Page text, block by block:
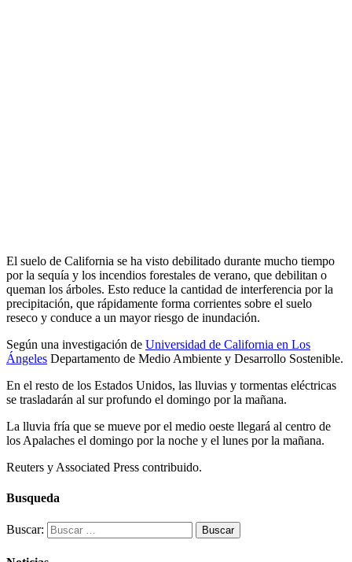
El suelo de California se ha visto debilitado durante mucho tiempo
por la sequía y los incendios forestales de verano, que debilitan o
queman los árboles. Esto reduce la cantidad de interferencia por la
precipitación, que rápidamente forma corrientes sobre el suelo
reseco y conduce a un mayor riesgo de inundación.
Según una investigación de Universidad de California en Los
Ángeles Departamento de Medio Ambiente y Desarrollo Sostenible.
En el resto de los Estados Unidos, las lluvias y tormentas eléctricas
se trasladarán al sur profundo el domingo por la mañana.
La lluvia fría que se mueve por el medio oeste llegará al centro de
los Apalaches el domingo por la noche y el lunes por la mañana.
Reuters y Associated Press contribuido.
Busqueda
Buscar: